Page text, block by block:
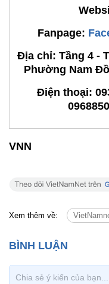
Fanpage:
Địa chỉ: Tầng 4 -
Phường Nam
Điện thoại:
VNN
Xem thêm về: